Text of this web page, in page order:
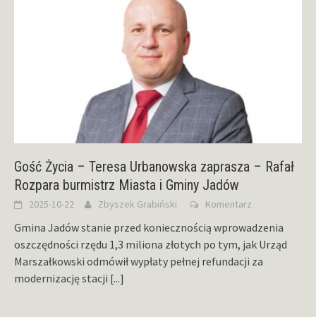
Gość Życia – Teresa Urbanowska zaprasza – Rafał
Rozpara burmistrz Miasta i Gminy Jadów
2025-10-22 Zbyszek Grabiński Komentarz
Gmina Jadów stanie przed koniecznością wprowadzenia
oszczędności rzędu 1,3 miliona złotych po tym, jak Urząd
Marszałkowski odmówił wypłaty pełnej refundacji za
modernizację stacji [...]